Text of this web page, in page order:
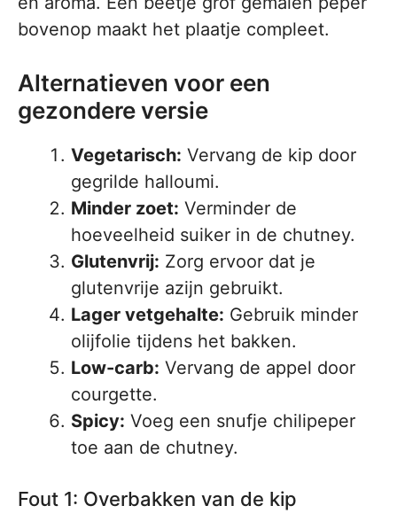
bovenop maakt het plaatje compleet.
Alternatieven voor een
gezondere versie
Vegetarisch: Vervang de kip door
gegrilde halloumi.
Minder zoet: Verminder de
hoeveelheid suiker in de chutney.
Glutenvrij: Zorg ervoor dat je
glutenvrije azijn gebruikt.
Lager vetgehalte: Gebruik minder
olijfolie tijdens het bakken.
Low-carb: Vervang de appel door
courgette.
Spicy: Voeg een snufje chilipeper
toe aan de chutney.
Fout 1: Overbakken van de kip